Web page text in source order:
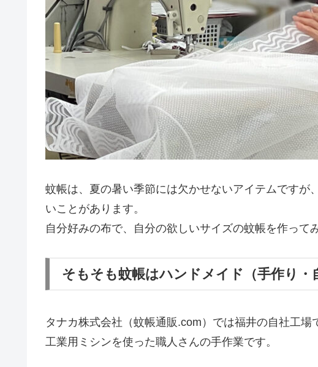
蚊帳は、夏の暑い季節には欠かせないアイテムですが
いことがあります。
自分好みの布で、自分の欲しいサイズの蚊帳を作って
そもそも蚊帳はハンドメイド（手作り・
タナカ株式会社（蚊帳通販.com）では福井の自社工場
工業用ミシンを使った職人さんの手作業です。